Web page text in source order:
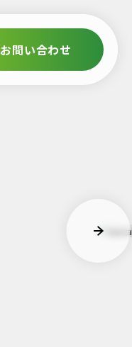
お問い合わせ